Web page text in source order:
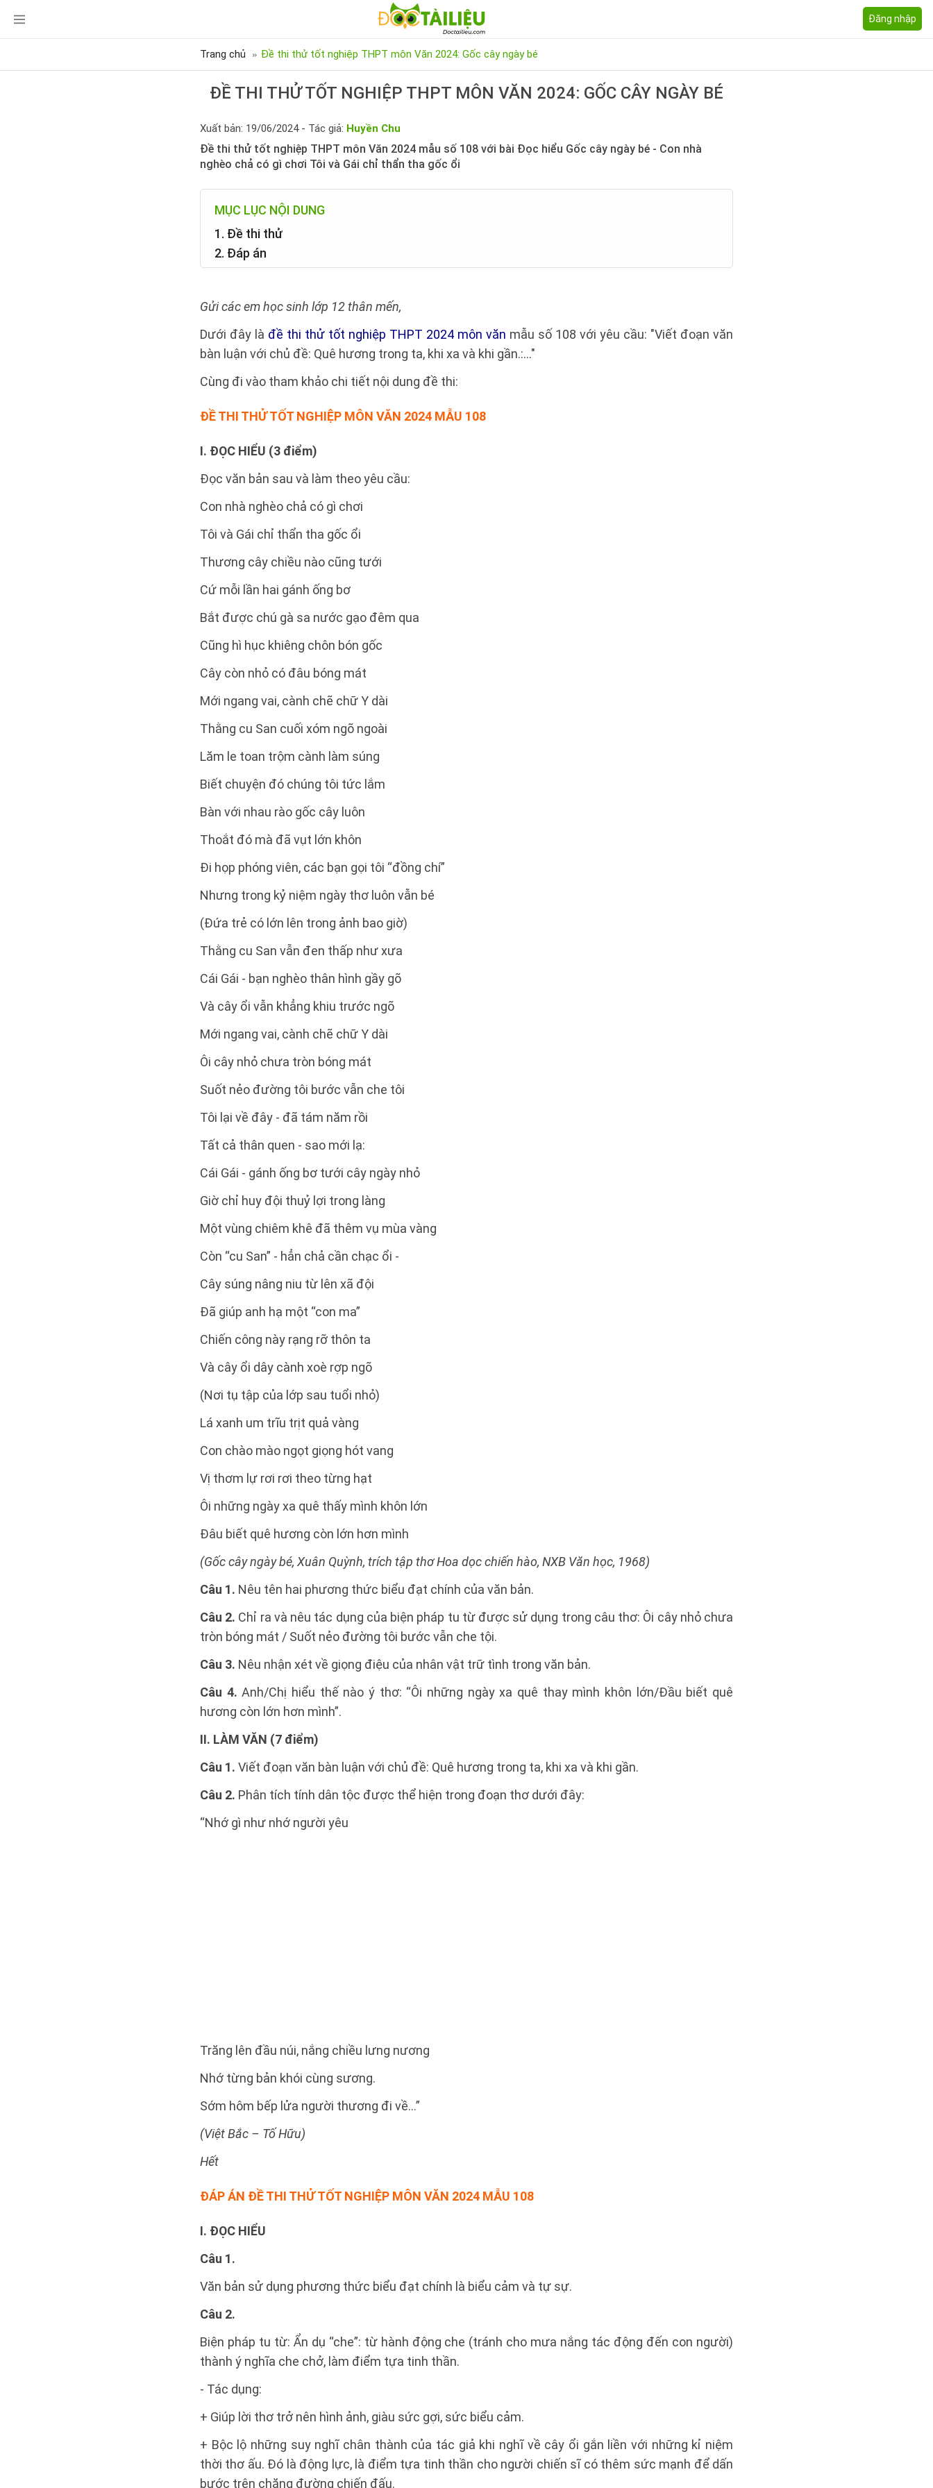
Đăng nhập
Trang chủ Đề thi thử tốt nghiệp THPT môn Văn 2024: Gốc cây ngày bé
ĐỀ THI THỬ TỐT NGHIỆP THPT MÔN VĂN 2024: GỐC CÂY NGÀY BÉ
Xuất bản: 19/06/2024 - Tác giả: Huyền Chu
Đề thi thử tốt nghiệp THPT môn Văn 2024 mẫu số 108 với bài Đọc hiểu Gốc cây ngày bé - Con nhà
nghèo chả có gì chơi Tôi và Gái chỉ thẩn tha gốc ổi
MỤC LỤC NỘI DUNG
1. Đề thi thử
2. Đáp án
Gửi các em học sinh lớp 12 thân mến,
Dưới đây là đề thi thử tốt nghiệp THPT 2024 môn văn mẫu số 108 với yêu cầu: "Viết đoạn văn
bàn luận với chủ đề: Quê hương trong ta, khi xa và khi gần.:..."
Cùng đi vào tham khảo chi tiết nội dung đề thi:
ĐỀ THI THỬTỐT NGHIỆP MÔN VĂN 2024 MẪU 108
I. ĐỌC HIỂU (3 điểm)
Đọc văn bản sau và làm theo yêu cầu:
Con nhà nghèo chả có gì chơi
Tôi và Gái chỉ thẩn tha gốc ổi
Thương cây chiều nào cũng tưới
Cứ mỗi lần hai gánh ống bơ
Bắt được chú gà sa nước gạo đêm qua
Cũng hì hục khiêng chôn bón gốc
Cây còn nhỏ có đâu bóng mát
Mới ngang vai, cành chẽ chữ Y dài
Thằng cu San cuối xóm ngõ ngoài
Lăm le toan trộm cành làm súng
Biết chuyện đó chúng tôi tức lắm
Bàn với nhau rào gốc cây luôn
Thoắt đó mà đã vụt lớn khôn
Đi họp phóng viên, các bạn gọi tôi “đồng chí”
Nhưng trong kỷ niệm ngày thơ luôn vẫn bé
(Đứa trẻ có lớn lên trong ảnh bao giờ)
Thằng cu San vẫn đen thấp như xưa
Cái Gái - bạn nghèo thân hình gầy gõ
Và cây ổi vẫn khẳng khiu trước ngõ
Mới ngang vai, cành chẽ chữ Y dài
Ôi cây nhỏ chưa tròn bóng mát
Suốt nẻo đường tôi bước vẫn che tôi
Tôi lại về đây - đã tám năm rồi
Tất cả thân quen - sao mới lạ:
Cái Gái - gánh ống bơ tưới cây ngày nhỏ
Giờ chỉ huy đội thuỷ lợi trong làng
Một vùng chiêm khê đã thêm vụ mùa vàng
Còn “cu San” - hẳn chả cần chạc ổi -
Cây súng nâng niu từ lên xã đội
Đã giúp anh hạ một “con ma”
Chiến công này rạng rỡ thôn ta
Và cây ổi dây cành xoè rợp ngõ
(Nơi tụ tập của lớp sau tuổi nhỏ)
Lá xanh um trĩu trịt quả vàng
Con chào mào ngọt giọng hót vang
Vị thơm lự rơi rơi theo từng hạt
Ôi những ngày xa quê thấy mình khôn lớn
Đâu biết quê hương còn lớn hơn mình
(Gốc cây ngày bé, Xuân Quỳnh, trích tập thơ Hoa dọc chiến hào, NXB Văn học, 1968)
Câu 1. Nêu tên hai phương thức biểu đạt chính của văn bản.
Câu 2. Chỉ ra và nêu tác dụng của biện pháp tu từ được sử dụng trong câu thơ: Ôi cây nhỏ chưa
tròn bóng mát / Suốt nẻo đường tôi bước vẫn che tội.
Câu 3. Nêu nhận xét về giọng điệu của nhân vật trữ tình trong văn bản.
Câu 4. Anh/Chị hiểu thế nào ý thơ: “Ôi những ngày xa quê thay mình khôn lớn/Đầu biết quê
hương còn lớn hơn mình”.
II. LÀM VĂN (7 điểm)
Câu 1. Viết đoạn văn bàn luận với chủ đề: Quê hương trong ta, khi xa và khi gần.
Câu 2. Phân tích tính dân tộc được thể hiện trong đoạn thơ dưới đây:
“Nhớ gì như nhớ người yêu
Trăng lên đầu núi, nắng chiều lưng nương
Nhớ từng bản khói cùng sương.
Sớm hôm bếp lửa người thương đi về...”
(Việt Bắc – Tố Hữu)
Hết
ĐÁP ÁN ĐỀ THI THỬ TỐT NGHIỆP MÔN VĂN 2024 MẪU 108
I. ĐỌC HIỂU
Câu 1.
Văn bản sử dụng phương thức biểu đạt chính là biểu cảm và tự sự.
Câu 2.
Biện pháp tu từ: Ẩn dụ “che”: từ hành động che (tránh cho mưa nắng tác động đến con người)
thành ý nghĩa che chở, làm điểm tựa tinh thần.
- Tác dụng:
+ Giúp lời thơ trở nên hình ảnh, giàu sức gợi, sức biểu cảm.
+ Bộc lộ những suy nghĩ chân thành của tác giả khi nghĩ về cây ổi gắn liền với những kỉ niệm
thời thơ ấu. Đó là động lực, là điểm tựa tinh thần cho người chiến sĩ có thêm sức mạnh để dấn
bước trên chặng đường chiến đấu.